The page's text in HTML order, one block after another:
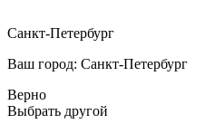
Санкт-Петербург
Ваш город: Санкт-Петербург
Верно
Выбрать другой